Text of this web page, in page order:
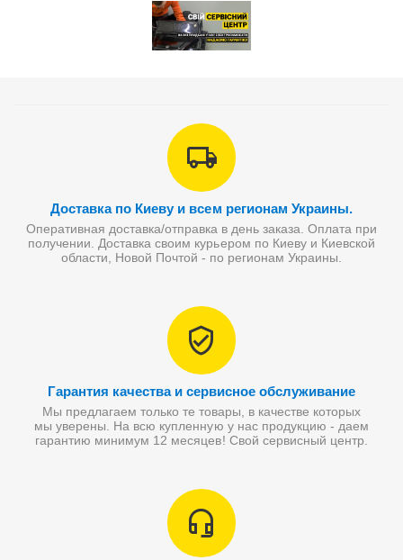
Доставка по Киеву и всем регионам Украины.
Оперативная доставка/отправка в день заказа. Оплата при
получении. Доставка своим курьером по Киеву и Киевской
области, Новой Почтой - по регионам Украины.
Гарантия качества и сервисное обслуживание
Мы предлагаем только те товары, в качестве которых
мы уверены. На всю купленную у нас продукцию - даем
гарантию минимум 12 месяцев! Свой сервисный центр.